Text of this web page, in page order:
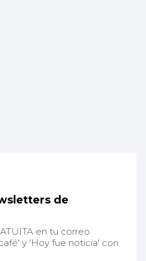
de
en tu correo
y 'Hoy fue noticia' con